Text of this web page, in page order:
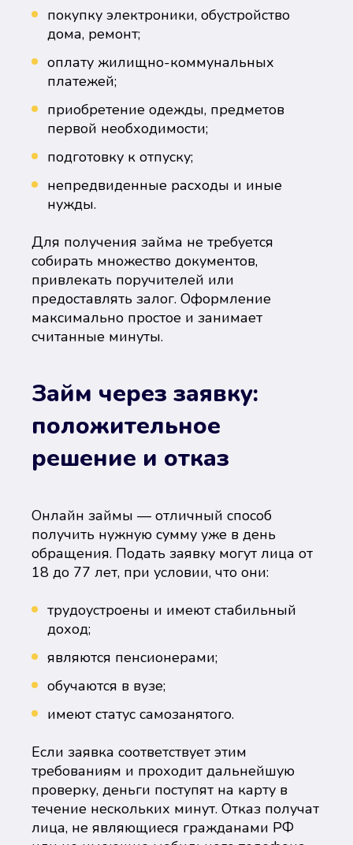
покупку электроники, обустройство
дома, ремонт;
оплату жилищно-коммунальных
платежей;
приобретение одежды, предметов
первой необходимости;
подготовку к отпуску;
непредвиденные расходы и иные
нужды.
Для получения займа не требуется
собирать множество документов,
привлекать поручителей или
предоставлять залог. Оформление
максимально простое и занимает
считанные минуты.
Займ через заявку:
положительное
решение и отказ
Онлайн займы — отличный способ
получить нужную сумму уже в день
обращения. Подать заявку могут лица от
18 до 77 лет, при условии, что они:
трудоустроены и имеют стабильный
доход;
являются пенсионерами;
обучаются в вузе;
имеют статус самозанятого.
Если заявка соответствует этим
требованиям и проходит дальнейшую
проверку, деньги поступят на карту в
течение нескольких минут. Отказ получат
лица, не являющиеся гражданами РФ